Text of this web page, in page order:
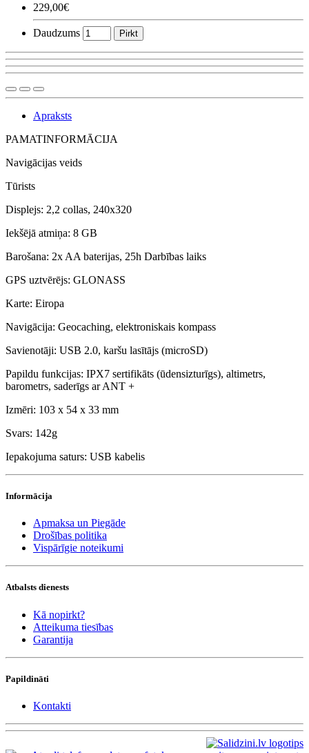
229,00€
Daudzums Pirkt
Apraksts
PAMATINFORMĀCIJA
Navigācijas veids
Tūrists
Displejs: 2,2 collas, 240x320
Iekšējā atmiņa: 8 GB
Barošana: 2x AA baterijas, 25h Darbības laiks
GPS uztvērējs: GLONASS
Karte: Eiropa
Navigācija: Geocaching, elektroniskais kompass
Savienotāji: USB 2.0, karšu lasītājs (microSD)
Papildu funkcijas: IPX7 sertifikāts (ūdensizturīgs), altimetrs,
barometrs, saderīgs ar ANT +
Izmēri: 103 x 54 x 33 mm
Svars: 142g
Iepakojuma saturs: USB kabelis
Informācija
Apmaksa un Piegāde
Drošības politika
Vispārīgie noteikumi
Atbalsts dienests
Kā nopirkt?
Atteikuma tiesības
Garantija
Papildināti
Kontakti